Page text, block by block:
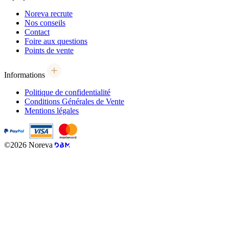
Noreva recrute
Nos conseils
Contact
Foire aux questions
Points de vente
Informations
Politique de confidentialité
Conditions Générales de Vente
Mentions légales
©2026 Noreva